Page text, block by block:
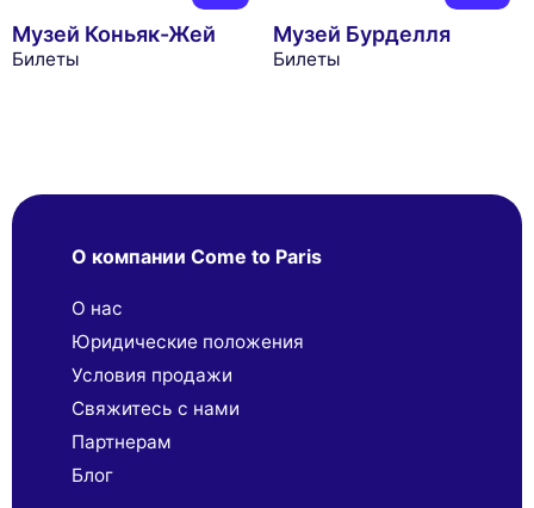
Музей Коньяк-Жей
Билеты
Музей Бурделля
Билеты
О компании Come to Paris
О нас
Юридические положения
Условия продажи
Свяжитесь с нами
Партнерaм
Блог